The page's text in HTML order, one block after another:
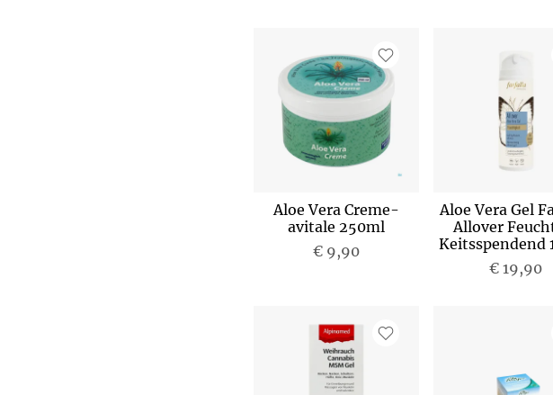
Aloe Vera Creme-
avitale 250ml
€ 9,90
Aloe Vera Gel
Allover
Keitsspendend
€ 19,90